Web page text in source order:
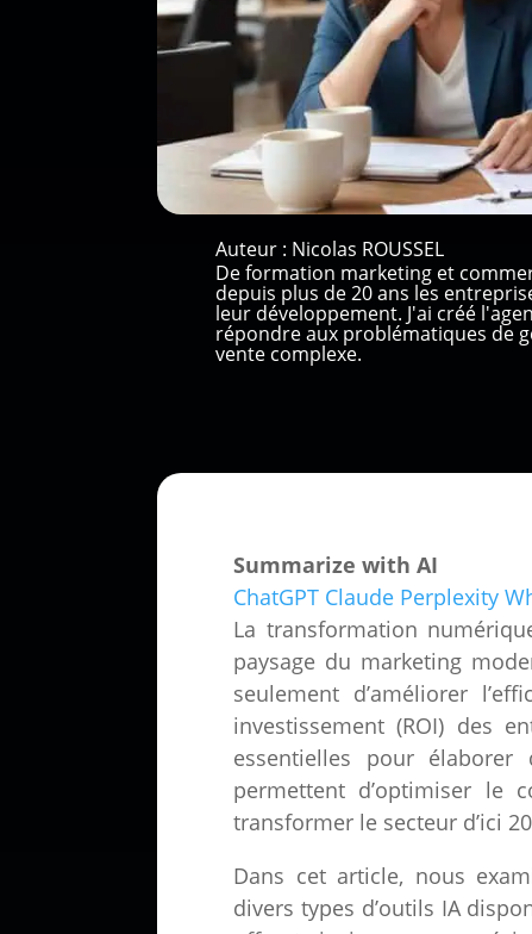
Auteur : Nicolas ROUSSEL
De formation marketing et
depuis plus de 20 ans les
leur développement. J'ai créé
répondre aux problématiques de
vente complexe.
Summarize with AI
ChatGPT Claude Perplexity
La transformation
paysage du marketing
seulement d’améliorer
investissement (ROI) des
essentielles pour élaborer
permettent d’optimiser le
transformer le secteur d’ici
Dans cet article, nous
divers types d’outils IA